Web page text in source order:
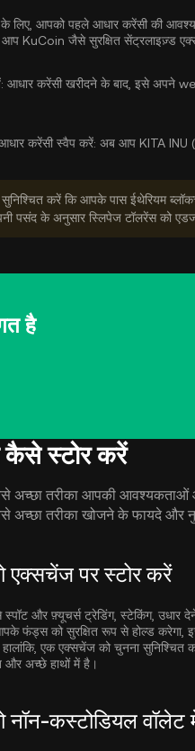
लिए, आपको पहले आधार करेंसी की
आप KuCoin जैसे सुरक्षित सेंट्रलाइज़्ड
आधार करेंसी खरीदने के बाद, इसे अपने
करेंसी स्वैप करें: अब आप KITA INU
करें कि आपके पास ईथेरियम
पसंद के अनुसार स्लिपेज टॉलरेंस को
है
स्टोर करें
अच्छा तरीका आपकी आवश्यकताओं
अच्छा तरीका खोजने के फायदे और
एक्सचेंज पर स्टोर करें
और फ़्यूचर्स ट्रेडिंग, स्टेकिंग,
फंड्स को सुरक्षित रूप से होल्ड करेगा,
एक एक्सचेंज को चुनना सुनिश्चित
और अच्छे हाथों में है।
कस्टोडियल वॉलेट